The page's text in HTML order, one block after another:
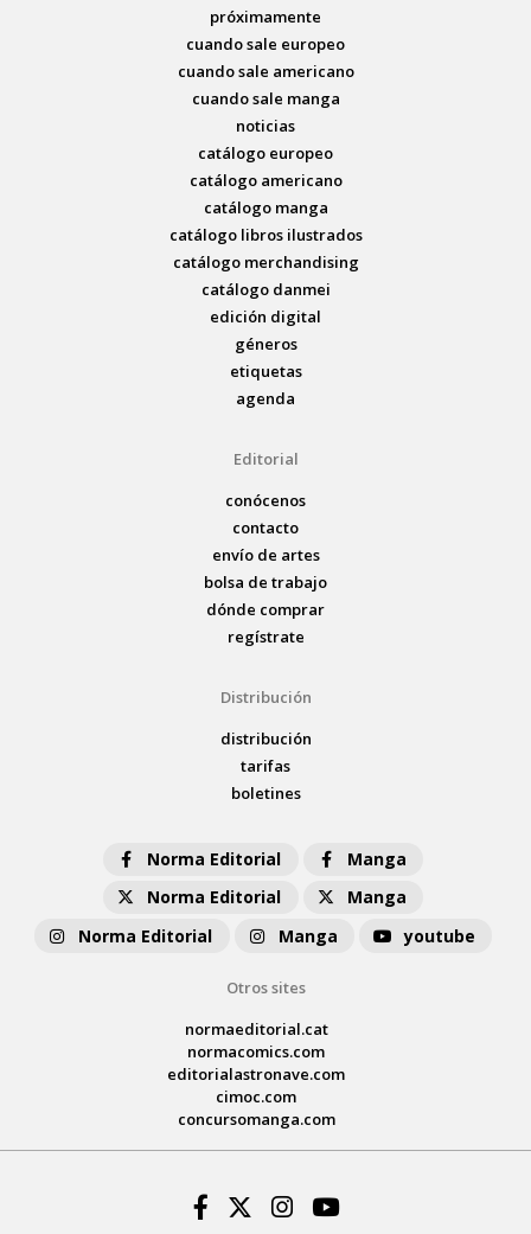
próximamente
cuando sale europeo
cuando sale americano
cuando sale manga
noticias
catálogo europeo
catálogo americano
catálogo manga
catálogo libros ilustrados
catálogo merchandising
catálogo danmei
edición digital
géneros
etiquetas
agenda
Editorial
conócenos
contacto
envío de artes
bolsa de trabajo
dónde comprar
regístrate
Distribución
distribución
tarifas
boletines
Norma Editorial
Manga
Norma Editorial
Manga
Norma Editorial
Manga youtube
Otros sites
normaeditorial.cat
normacomics.com
editorialastronave.com
cimoc.com
concursomanga.com
Facebook
Twitter
Instagram
Youtube